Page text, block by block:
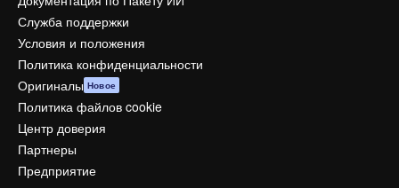
Служба поддержки
Условия и положения
Политика конфиденциальности
Оригиналы Новое
Политика файлов cookie
Центр доверия
Партнеры
Предприятие